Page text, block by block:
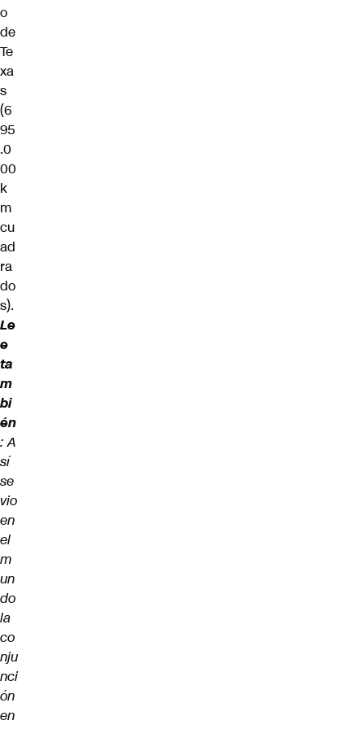
o
de
Te
xa
s
(6
95
.0
00
k
m
cu
ad
ra
do
s).
Le
e
ta
m
bi
én
:A
sí
se
vio
en
el
m
un
do
la
co
nju
nci
ón
en